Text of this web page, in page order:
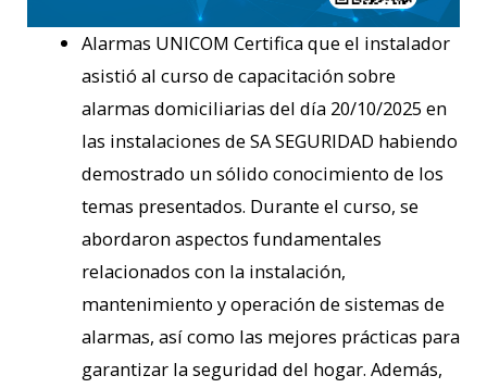
Alarmas UNICOM Certifica que el instalador
asistió al curso de capacitación sobre
alarmas domiciliarias del día 20/10/2025 en
las instalaciones de SA SEGURIDAD habiendo
demostrado un sólido conocimiento de los
temas presentados. Durante el curso, se
abordaron aspectos fundamentales
relacionados con la instalación,
mantenimiento y operación de sistemas de
alarmas, así como las mejores prácticas para
garantizar la seguridad del hogar. Además,